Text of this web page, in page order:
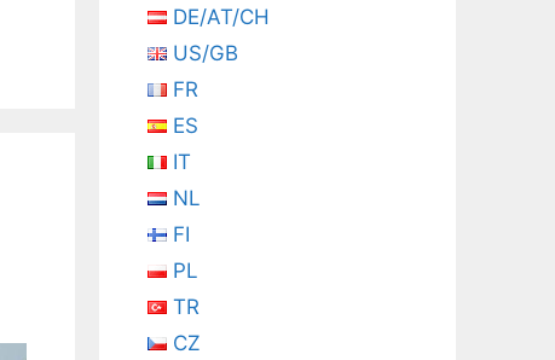
DE/AT/CH
US/GB
FR
ES
IT
NL
FI
PL
TR
CZ